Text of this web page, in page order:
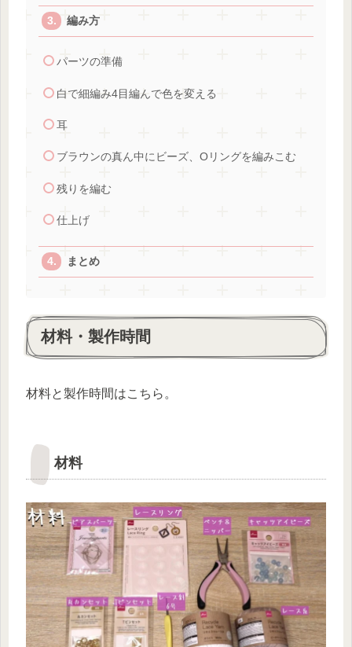
編み方
パーツの準備
白で細編み4目編んで色を変える
耳
ブラウンの真ん中にビーズ、Oリングを編みこむ
残りを編む
仕上げ
まとめ
材料・製作時間
材料と製作時間はこちら。
材料